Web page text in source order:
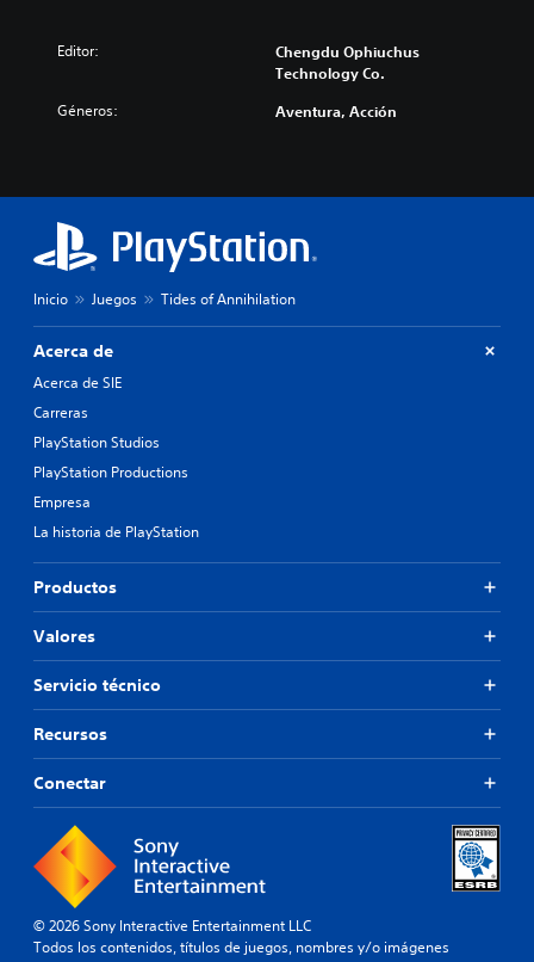
Editor:
Chengdu Ophiuchus
Technology Co.
Géneros: Aventura, Acción
Inicio Juegos Tides of Annihilation
Acerca de
Acerca de SIE
Carreras
PlayStation Studios
PlayStation Productions
Empresa
La historia de PlayStation
Productos
Valores
Servicio técnico
Recursos
Conectar
© 2026 Sony Interactive Entertainment LLC
Todos los contenidos, títulos de juegos, nombres y/o imágenes